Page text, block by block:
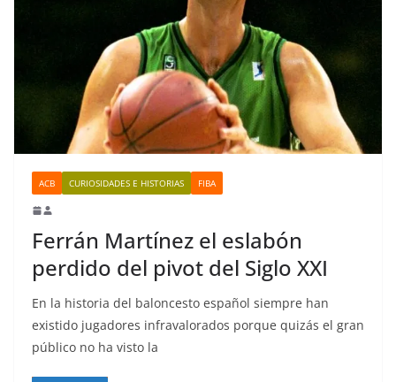
ACB CURIOSIDADES E HISTORIAS FIBA
Ferrán Martínez el eslabón
perdido del pivot del Siglo XXI
En la historia del baloncesto español siempre han
existido jugadores infravalorados porque quizás el gran
público no ha visto la